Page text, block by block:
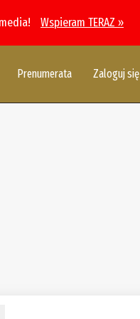
Wspieram TERAZ »
Prenumerata Zaloguj się